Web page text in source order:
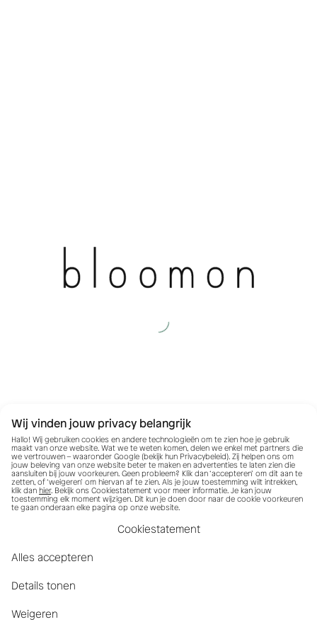
Wij vinden jouw privacy belangrijk
Hallo! Wij gebruiken cookies en andere technologieën om te zien hoe je gebruik
maakt van onze website. Wat we te weten komen, delen we enkel met partners die
we vertrouwen – waaronder Google (bekijk hun Privacybeleid). Zij helpen ons om
jouw beleving van onze website beter te maken en advertenties te laten zien die
aansluiten bij jouw voorkeuren. Geen probleem? Klik dan ‘accepteren’ om dit aan te
zetten, of ‘weigeren’ om hiervan af te zien. Als je jouw toestemming wilt intrekken,
klik dan hier. Bekijk ons Cookiestatement voor meer informatie. Je kan jouw
toestemming elk moment wijzigen. Dit kun je doen door naar de cookie voorkeuren
te gaan onderaan elke pagina op onze website.
Cookiestatement
Alles accepteren
Details tonen
Weigeren